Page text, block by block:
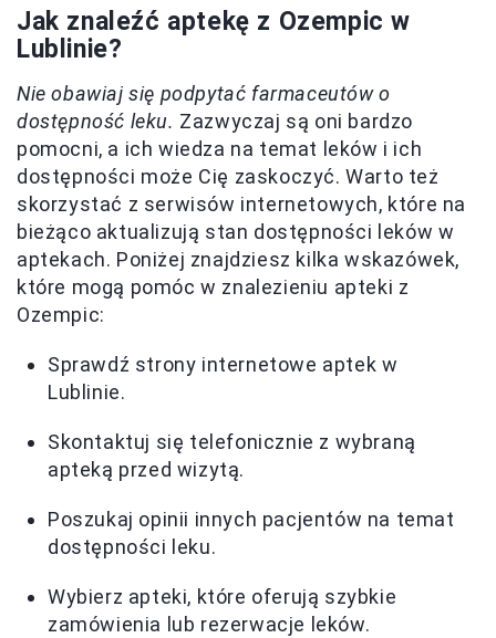
Jak znaleźć aptekę z Ozempic w
Lublinie?
Nie obawiaj się podpytać farmaceutów o
dostępność leku. Zazwyczaj są oni bardzo
pomocni, a ich wiedza na temat leków i ich
dostępności może Cię zaskoczyć. Warto też
skorzystać z serwisów internetowych, które na
bieżąco aktualizują stan dostępności leków w
aptekach. Poniżej znajdziesz kilka wskazówek,
które mogą pomóc w znalezieniu apteki z
Ozempic:
Sprawdź strony internetowe aptek w
Lublinie.
Skontaktuj się telefonicznie z wybraną
apteką przed wizytą.
Poszukaj opinii innych pacjentów na temat
dostępności leku.
Wybierz apteki, które oferują szybkie
zamówienia lub rezerwacje leków.